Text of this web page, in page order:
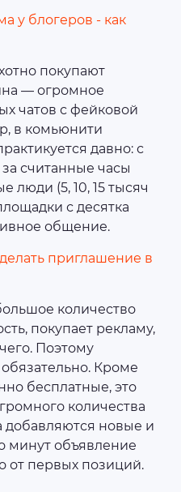
у блогеров - как
покупают
— огромное
чатов с фейковой
в комьюнити
давно: с
считанные часы
люди (5, 10, 15 тысяч
с десятка
общение.
приглашение в
количество
покупает рекламу,
Поэтому
Кроме
бесплатные, это
количества
добавляются новые и
минут объявление
от первых позиций.